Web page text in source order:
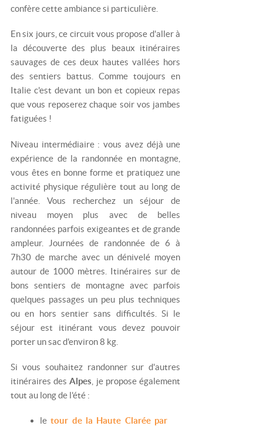
confère cette ambiance si particulière.
En six jours, ce circuit vous propose d'aller à
la découverte des plus beaux itinéraires
sauvages de ces deux hautes vallées hors
des sentiers battus. Comme toujours en
Italie c'est devant un bon et copieux repas
que vous reposerez chaque soir vos jambes
fatiguées !
Niveau intermédiaire : vous avez déjà une
expérience de la randonnée en montagne,
vous êtes en bonne forme et pratiquez une
activité physique régulière tout au long de
l'année. Vous recherchez un séjour de
niveau moyen plus avec de belles
randonnées parfois exigeantes et de grande
ampleur. Journées de randonnée de 6 à
7h30 de marche avec un dénivelé moyen
autour de 1000 mètres. Itinéraires sur de
bons sentiers de montagne avec parfois
quelques passages un peu plus techniques
ou en hors sentier sans difficultés. Si le
séjour est itinérant vous devez pouvoir
porter un sac d'environ 8 kg.
Si vous souhaitez randonner sur d'autres
itinéraires desAlpes , je propose également
tout au long de l'été :
letour de la Haute Clarée par